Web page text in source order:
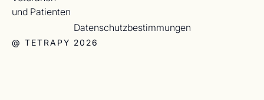
und Patienten
@ TETRAPY 2026
Datenschutzbestimmungen